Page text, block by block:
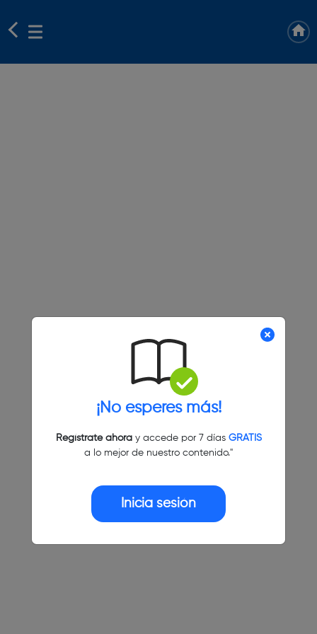
¡No esperes más!
Regístrate ahoray accede por 7 días GRATIS
a lo mejor de nuestro contenido."
Inicia sesión